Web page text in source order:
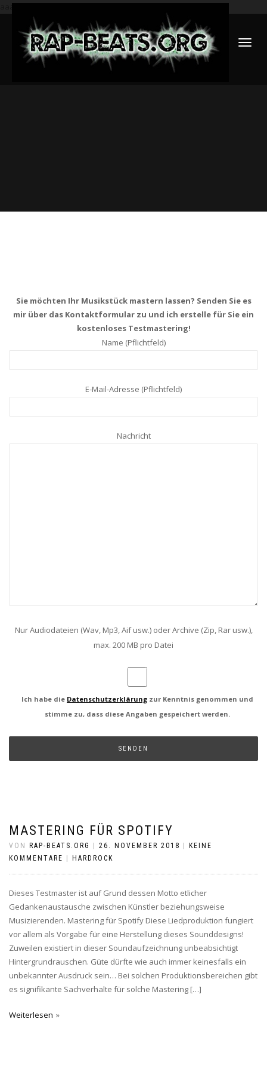
aaa
Sie möchten Ihr Musikstück mastern lassen? Senden Sie es
mir über das Kontaktformular zu und ich erstelle für Sie ein
kostenloses Testmastering!
Name (Pflichtfeld)
E-Mail-Adresse (Pflichtfeld)
Nachricht
Nur Audiodateien (Wav, Mp3, Aif usw.) oder Archive (Zip, Rar usw.),
max. 200 MB pro Datei
Ich habe die Datenschutzerklärung zur Kenntnis genommen und
stimme zu, dass diese Angaben gespeichert werden.
MASTERING FÜR SPOTIFY
VON RAP-BEATS.ORG 26. NOVEMBER 2018
KEINE
KOMMENTARE
HARDROCK
Dieses Testmaster ist auf Grund dessen Motto etlicher
Gedankenaustausche zwischen Künstler beziehungsweise
Musizierenden. Mastering für Spotify Diese Liedproduktion fungiert
vor allem als Vorgabe für eine Herstellung dieses Sounddesigns!
Zuweilen existiert in dieser Soundaufzeichnung unbeabsichtigt
Hintergrundrauschen. Güte dürfte wie auch immer keinesfalls ein
unbekannter Ausdruck sein… Bei solchen Produktionsbereichen gibt
es signifikante Sachverhalte für solche Mastering […]
Weiterlesen